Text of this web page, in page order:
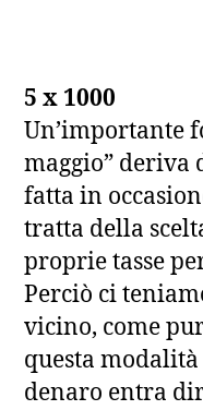
5 x 1000
Un’importante
maggio” deriva
fatta in
tratta della
proprie tasse
Perciò ci
vicino, come
questa
denaro entra